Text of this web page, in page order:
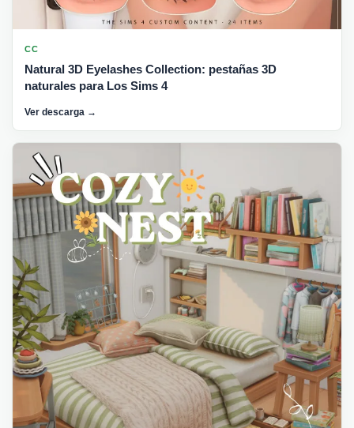
CC
Natural 3D Eyelashes Collection: pestañas 3D
naturales para Los Sims 4
Ver descarga →